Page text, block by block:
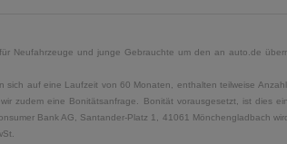
Neufahrzeuge und junge Gebrauchte um den an auto.de
sich auf eine Laufzeit von 60 Monaten, enthalten teilweise
zudem eine Bonitätsanfrage. Bonität vorausgesetzt, ist
Bank AG, Santander-Platz 1, 41061 Mönchengladbach